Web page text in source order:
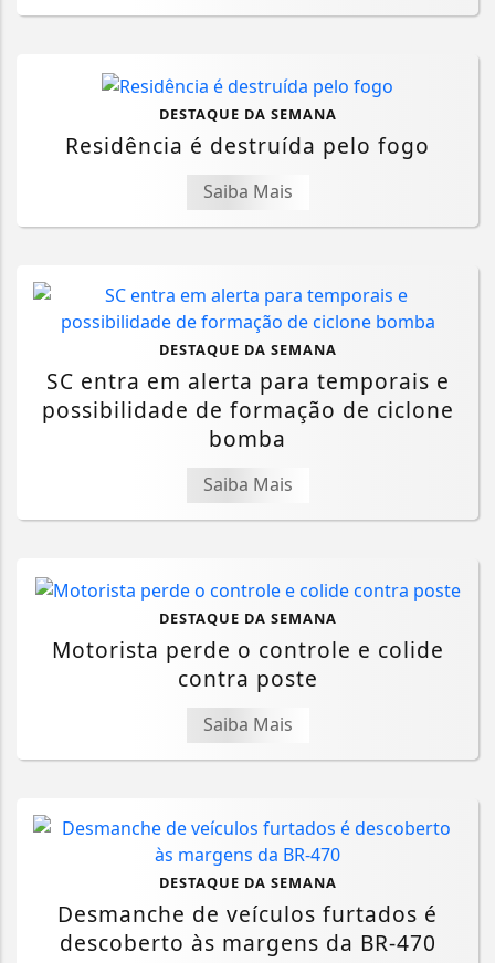
DESTAQUE DA SEMANA
Residência é destruída pelo fogo
Saiba Mais
DESTAQUE DA SEMANA
SC entra em alerta para temporais e
possibilidade de formação de ciclone
bomba
Saiba Mais
DESTAQUE DA SEMANA
Motorista perde o controle e colide
contra poste
Saiba Mais
DESTAQUE DA SEMANA
Desmanche de veículos furtados é
descoberto às margens da BR-470